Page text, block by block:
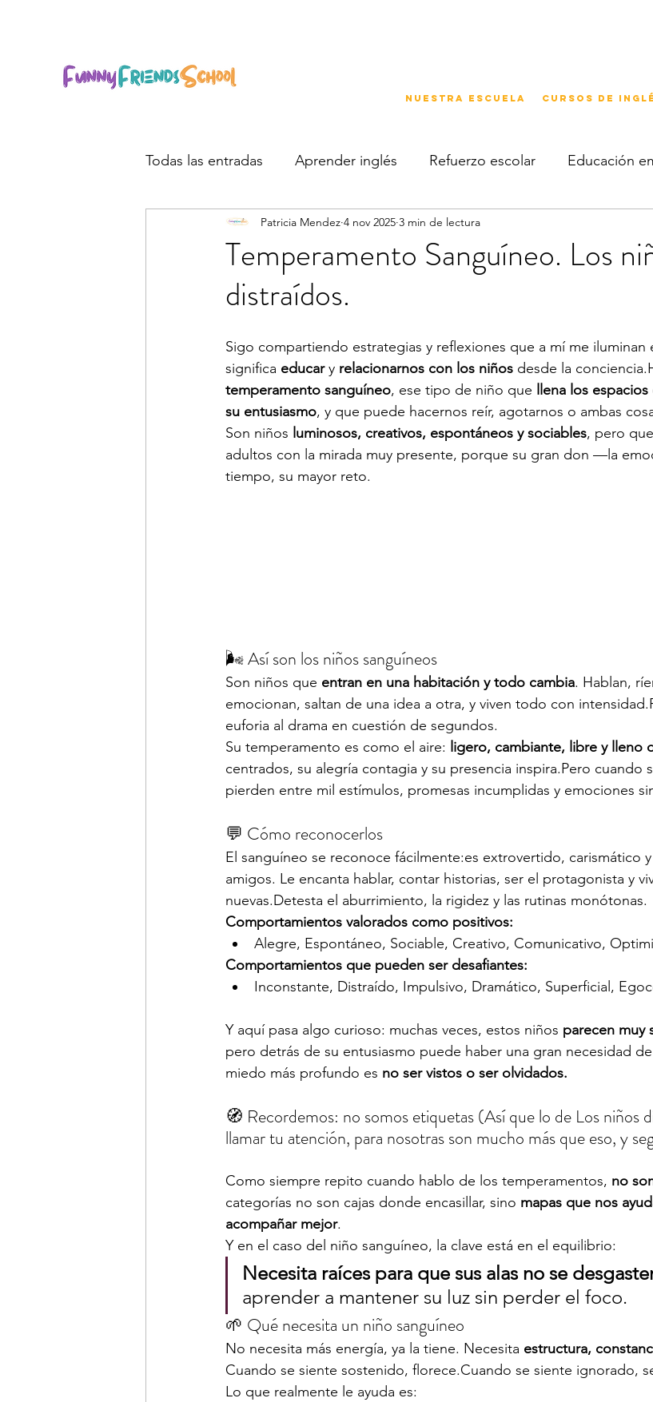
Nuestra escuela Cursos de
Todas las entradas Aprender inglés Refuerzo escolar Educación
Temperamento Sanguíneo. Los
distraídos.
Patricia Mendez 4 nov 2025 3 min de lectura
Sigo compartiendo estrategias y reflexiones que a mí me
significa educar y relacionarnos con los niños desde la
temperamento sanguíneo, ese tipo de niño que llena los
su entusiasmo, y que puede hacernos reír, agotarnos o ambas
Son niños luminosos, creativos, espontáneos y sociables, pero
adultos con la mirada muy presente, porque su gran don —la
tiempo, su mayor reto.
🌬️ Así son los niños sanguíneos
Son niños que entran en una habitación y todo cambia. Hablan,
emocionan, saltan de una idea a otra, y viven todo con
euforia al drama en cuestión de segundos.
Su temperamento es como el aire: ligero, cambiante, libre y lleno
centrados, su alegría contagia y su presencia inspira.Pero cuando
pierden entre mil estímulos, promesas incumplidas y emociones
💬 Cómo reconocerlos
El sanguíneo se reconoce fácilmente:es extrovertido, carismático
amigos. Le encanta hablar, contar historias, ser el protagonista y
nuevas.Detesta el aburrimiento, la rigidez y las rutinas monótonas.
Comportamientos valorados como positivos:
Alegre, Espontáneo, Sociable, Creativo, Comunicativo,
Comportamientos que pueden ser desafiantes:
Inconstante, Distraído, Impulsivo, Dramático, Superficial,
Y aquí pasa algo curioso: muchas veces, estos niños parecen muy
pero detrás de su entusiasmo puede haber una gran necesidad
miedo más profundo es no ser vistos o ser olvidados.
🧭 Recordemos: no somos etiquetas (Así que lo de Los niños
llamar tu atención, para nosotras son mucho más que eso, y
Como siempre repito cuando hablo de los temperamentos, no
categorías no son cajas donde encasillar, sino mapas que nos
acompañar mejor.
Y en el caso del niño sanguíneo, la clave está en el equilibrio:
Necesita raíces para que sus alas no se
aprender a mantener su luz sin perder el foco.
🌱 Qué necesita un niño sanguíneo
No necesita más energía, ya la tiene. Necesita estructura,
Cuando se siente sostenido, florece.Cuando se siente ignorado,
Lo que realmente le ayuda es: